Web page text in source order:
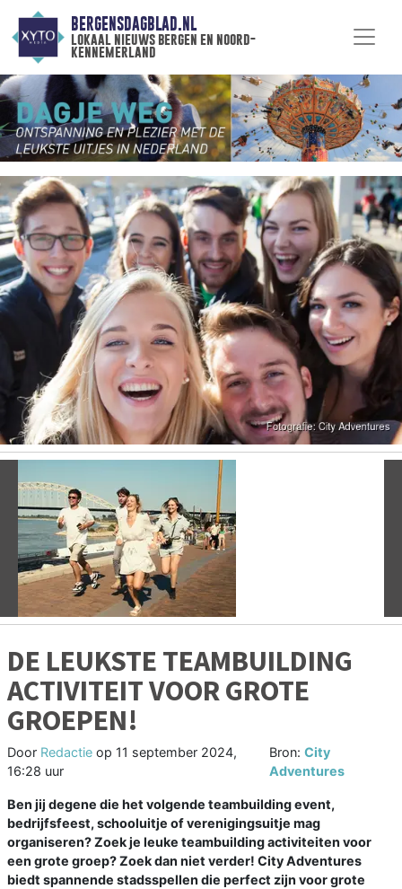
BERGENSDAGBLAD.NL
lokaal nieuws bergen en noord-
kennemerland
Vorige
DE LEUKSTE TEAMBUILDING
ACTIVITEIT VOOR GROTE
GROEPEN!
Door Redactie op 11 september 2024,
16:28 uur
Bron: City
Adventures
Ben jij degene die het volgende teambuilding event,
bedrijfsfeest, schooluitje of verenigingsuitje mag
organiseren? Zoek je leuke teambuilding activiteiten voor
een grote groep? Zoek dan niet verder! City Adventures
biedt spannende stadsspellen die perfect zijn voor grote